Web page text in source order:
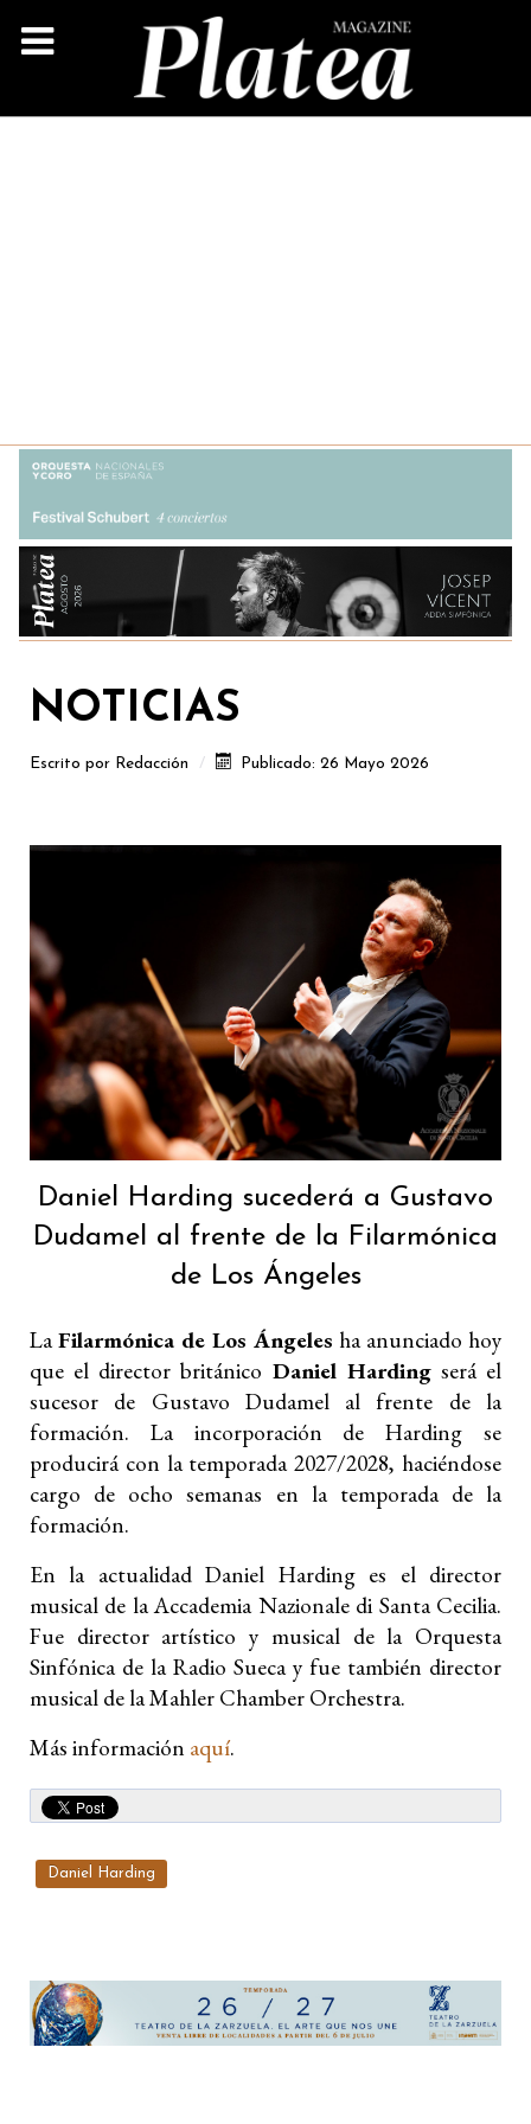
NOTICIAS
Escrito por Redacción Publicado: 26 Mayo 2026
Daniel Harding sucederá a Gustavo
Dudamel al frente de la Filarmónica
de Los Ángeles
La Filarmónica de Los Ángeles ha anunciado hoy
que el director británico Daniel Hardingserá el
sucesor de Gustavo Dudamel al frente de la
formación. La incorporación de Harding se
producirá con la temporada 2027/2028, haciéndose
cargo de ocho semanas en la temporada de la
formación.
En la actualidad Daniel Harding es el director
musical de la Accademia Nazionale di Santa Cecilia.
Fue director artístico y musical de la Orquesta
Sinfónica de la Radio Sueca y fue también director
musical de la Mahler Chamber Orchestra.
Más información aquí.
Daniel Harding